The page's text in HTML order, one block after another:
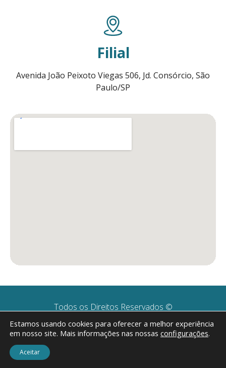
Filial
Avenida João Peixoto Viegas 506, Jd. Consórcio, São
Paulo/SP
Todos os Direitos Reservados ©
CNPJ: 11.316.120/0001-19
Desenvolvido por
Estamos usando cookies para oferecer a melhor experiência
em nosso site. Mais informações nas nossas configurações.
Aceitar